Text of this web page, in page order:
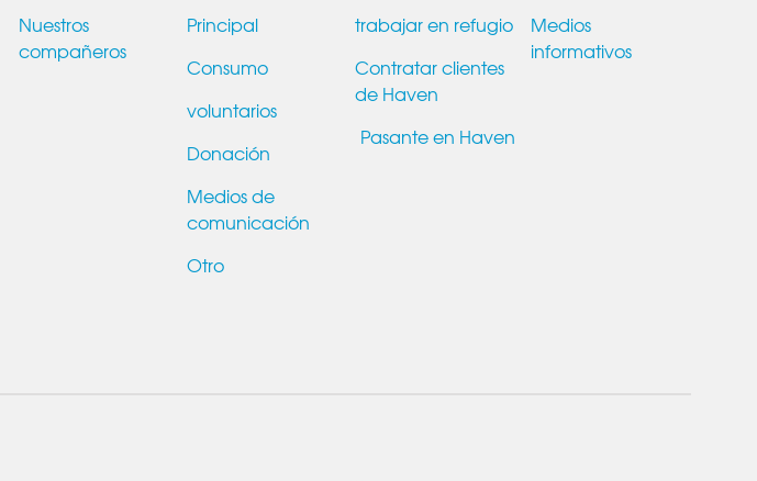
Nuestros
compañeros
Principal
Consumo
voluntarios
Donación
Medios de
comunicación
Otro
trabajar en refugio
Contratar clientes
de Haven
Pasante en Haven
Medios
informativos